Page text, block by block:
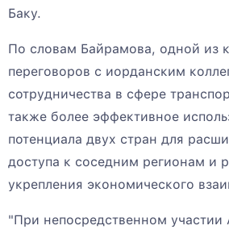
Баку.
По словам Байрамова, одной из
переговоров с иорданским
сотрудничества в сфере
также более эффективное
потенциала двух стран для
доступа к соседним регионам и
укрепления экономического
"При непосредственном участии